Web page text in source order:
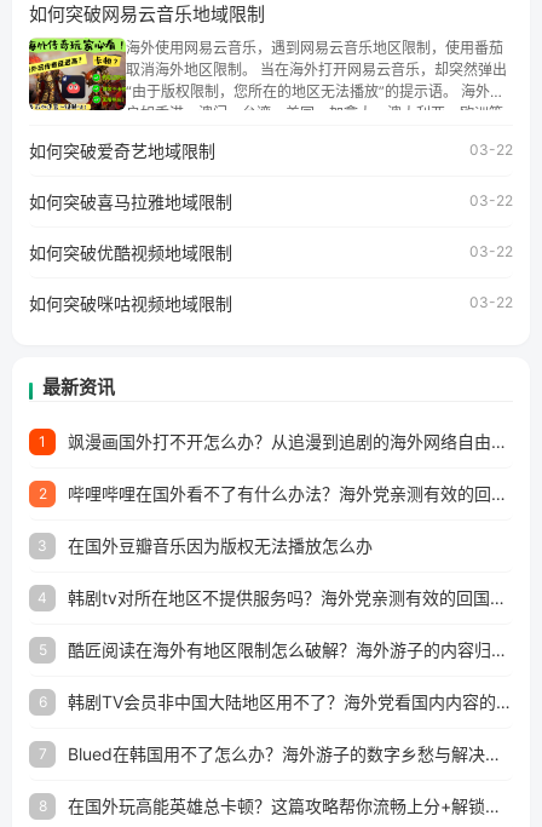
权限制问题，且仅能在中国大陆地区播放。 遇到这个问题的
朋友们，使用番茄回国加速器，即可解决「海外用户收听腾
讯视频地区版权限制」的问题，无论人在香港、澳门、台
湾、美国、加拿大、澳大利亚、欧洲等国家和地区工作、留
学、定居等，都可以使用，不再因地区和版权限制所困扰。
如何突破网易云音乐地域限制
海外使用网易云音乐，遇到网易云音乐地区限制，使用番茄
取消海外地区限制。 当在海外打开网易云音乐，却突然弹出
“由于版权限制，您所在的地区无法播放”的提示语。 海外用
户如香港、澳门、台湾、美国、加拿大、澳大利亚、欧洲等
地区及版权限制问题，且仅能在中国大陆地区播放。 遇到这
户收听网易云音乐地区版权限制」的问题，无论人在香港、
工作、留学、定居等，都可以使用，不再因地区和版权限制
所困扰。
如何突破爱奇艺地域限制 03-22
如何突破喜马拉雅地域限制 03-22
如何突破优酷视频地域限制 03-22
如何突破咪咕视频地域限制 03-22
最新资讯
1 飒漫画国外打不开怎么办？从追漫到追剧的海外网络自由之路
2 哔哩哔哩在国外看不了有什么办法？海外党亲测有效的回国加速解决方案
3 在国外豆瓣音乐因为版权无法播放怎么办
4 韩剧tv对所在地区不提供服务吗？海外党亲测有效的回国加速解决方案
5 酷匠阅读在海外有地区限制怎么破解？海外游子的内容归乡路
6 韩剧TV会员非中国大陆地区用不了？海外党看国内内容的加速器选择指南
7 Blued在韩国用不了怎么办？海外游子的数字乡愁与解决方案
8 在国外玩高能英雄总卡顿？这篇攻略帮你流畅上分+解锁国内影音自由